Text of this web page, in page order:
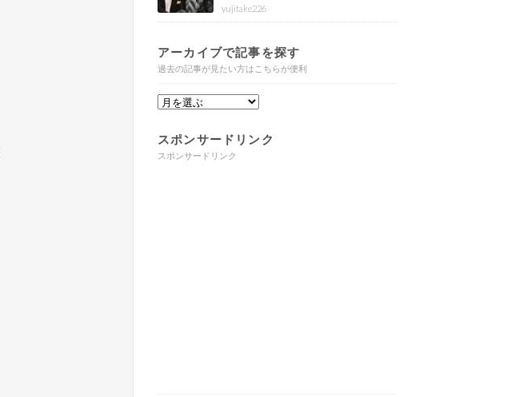
婚と子供や自宅・脳梗塞の病気もま
とめ
yujitake226
アーカイブで記事を探す
過去の記事が見たい方はこちらが便利
スポンサードリンク
スポンサードリンク